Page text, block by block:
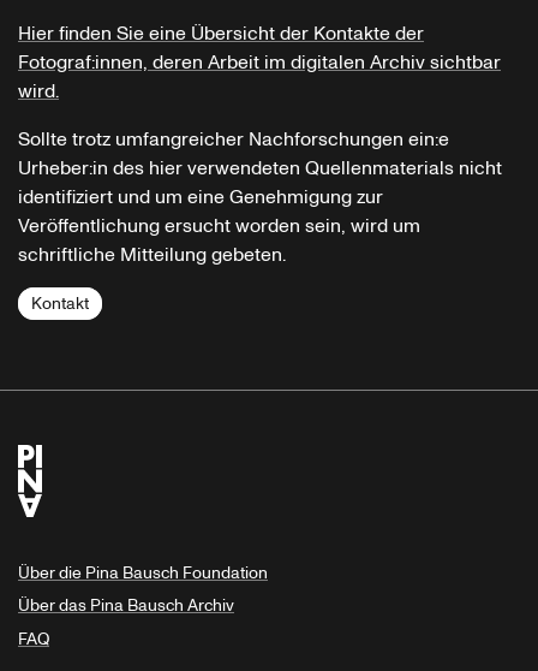
Hier finden Sie eine Übersicht der Kontakte der
Fotograf:innen, deren Arbeit im digitalen Archiv sichtbar
wird.
Sollte trotz umfangreicher Nachforschungen ein:e
Urheber:in des hier verwendeten Quellenmaterials nicht
identifiziert und um eine Genehmigung zur
Veröffentlichung ersucht worden sein, wird um
schriftliche Mitteilung gebeten.
Kontakt
Über die Pina Bausch Foundation
Über das Pina Bausch Archiv
FAQ